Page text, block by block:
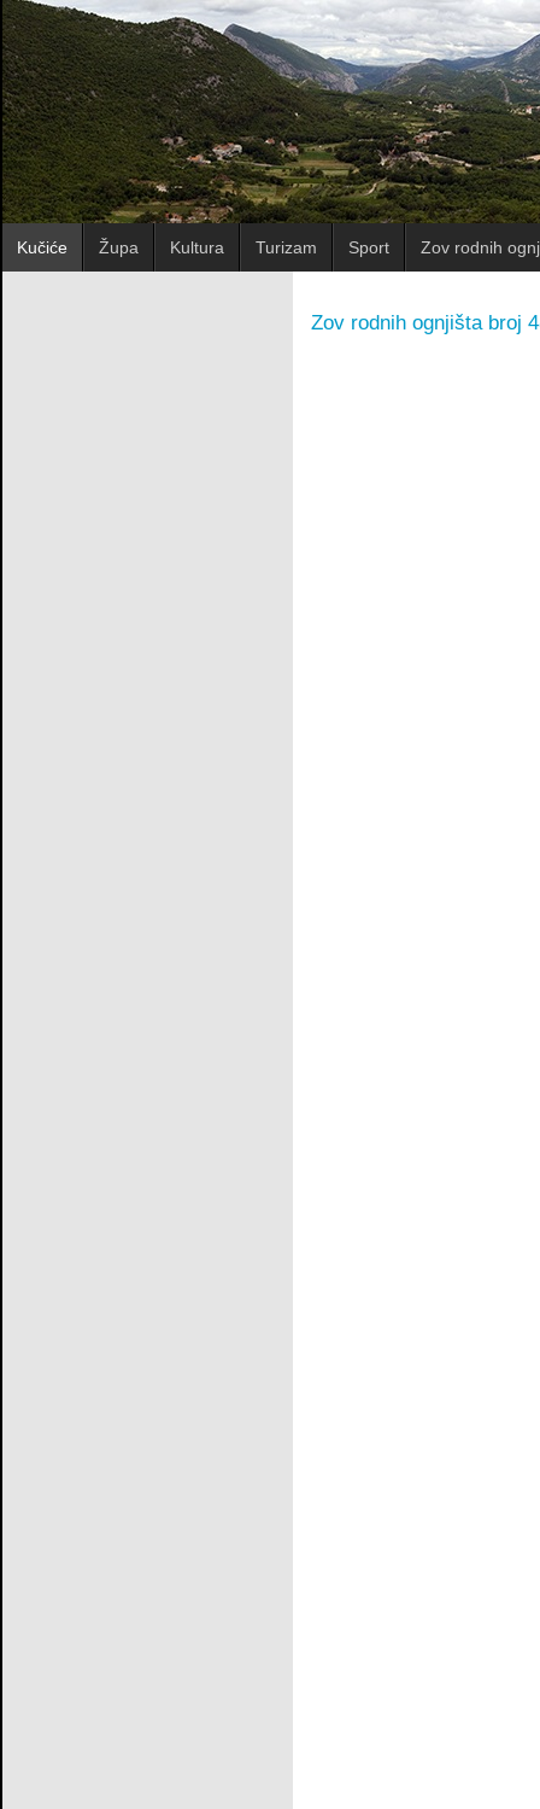
Kučiće Župa Kultura Turizam Sport Zov rodnih
Zov rodnih ognjišta broj